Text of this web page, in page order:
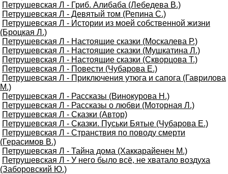
Петрушевская Л - Гриб. Алибаба (Лебедева В.)
Петрушевская Л - Девятый том (Репина С.)
Петрушевская Л - Истории из моей собственной жизни
(Броцкая Л.)
Петрушевская Л - Настоящие сказки (Москалева Р.)
Петрушевская Л - Настоящие сказки (Мушкатина Л.)
Петрушевская Л - Настоящие сказки (Скворцова Т.)
Петрушевская Л - Повести (Чубарова Е.)
Петрушевская Л - Приключения утюга и сапога (Гаврилова
М.)
Петрушевская Л - Рассказы (Винокурова Н.)
Петрушевская Л - Рассказы о любви (Моторная Л.)
Петрушевская Л - Сказки (Автор)
Петрушевская Л - Сказки. Пуськи Бятые (Чубарова Е.)
Петрушевская Л - Странствия по поводу смерти
(Герасимов В.)
Петрушевская Л - Тайна дома (Хаккарайенен М.)
Петрушевская Л - У него было всё, не хватало воздуха
(Заборовский Ю.)